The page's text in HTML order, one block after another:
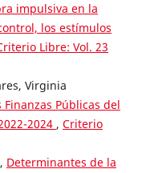
impulsiva en la
los estímulos
Libre: Vol. 23
Virginia
Públicas del
2024 , Criterio
Determinantes de la